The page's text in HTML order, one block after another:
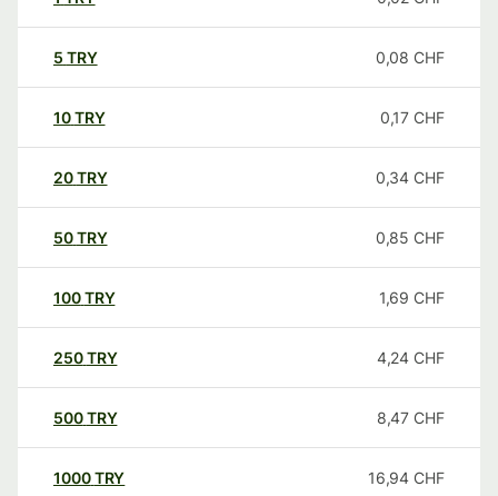
5 TRY 0,08 CHF
10TRY 0,17 CHF
20TRY 0,34 CHF
50TRY 0,85 CHF
100TRY 1,69 CHF
250TRY 4,24 CHF
500TRY 8,47 CHF
1000TRY 16,94 CHF